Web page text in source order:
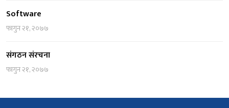
Software
फागुन २१, २०७७
संगठन संरचना
फागुन २१, २०७७